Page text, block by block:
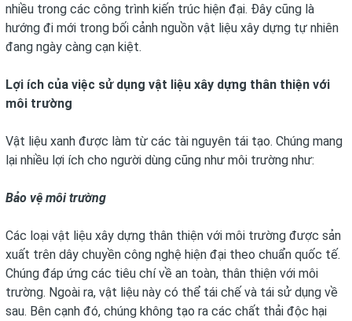
nhiều trong các công trình kiến trúc hiện đại. Đây cũng là
hướng đi mới trong bối cảnh nguồn vật liệu xây dựng tự nhiên
đang ngày càng cạn kiệt.
Lợi ích của việc sử dụng vật liệu xây dựng thân thiện với
môi trường
Vật liệu xanh được làm từ các tài nguyên tái tạo. Chúng mang
lại nhiều lợi ích cho người dùng cũng như môi trường như:
Bảo vệ môi trường
Các loại vật liệu xây dựng thân thiện với môi trường được sản
xuất trên dây chuyền công nghệ hiện đại theo chuẩn quốc tế.
Chúng đáp ứng các tiêu chí về an toàn, thân thiện với môi
trường. Ngoài ra, vật liệu này có thể tái chế và tái sử dụng về
sau. Bên cạnh đó, chúng không tạo ra các chất thải độc hại